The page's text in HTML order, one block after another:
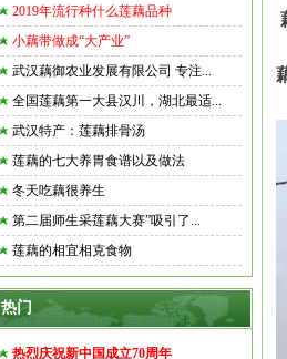
2019年流行种什么莲藕品种
小藕带做成“大产业”
武汉藕御农业发展有限公司 专注...
全国莲藕第一大县汉川，湖北最适...
武汉特产：莲藕排骨汤
莲藕的七大养胃食谱以及做法
冬天吃藕很养生
第二届师生采莲藕大赛”吸引了...
莲藕的相宜相克食物
热门
热烈庆祝新中国成立70周年